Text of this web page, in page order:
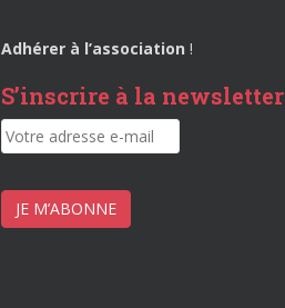
Adhérer à l’association !
S’inscrire à la newsletter
JE M’ABONNE